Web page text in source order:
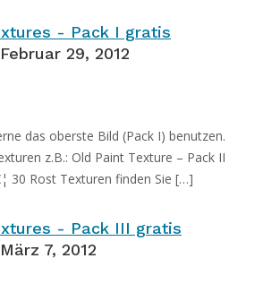
- Pack I gratis
Februar 29, 2012
das oberste Bild (Pack I) benutzen.
z.B.: Old Paint Texture – Pack II
30 Rost Texturen finden Sie […]
- Pack III gratis
März 7, 2012